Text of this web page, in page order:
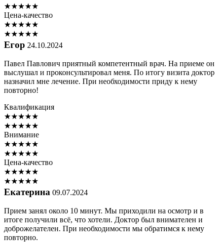
★★★★★
Цена-качество
★★★★★
★★★★★
Егор 24.10.2024
Павел Павлович приятный компетентный врач. На приеме он
выслушал и проконсультировал меня. По итогу визита доктор
назначил мне лечение. При необходимости приду к нему
повторно!
Квалификация
★★★★★
★★★★★
Внимание
★★★★★
★★★★★
Цена-качество
★★★★★
★★★★★
Екатерина 09.07.2024
Прием занял около 10 минут. Мы приходили на осмотр и в
итоге получили всё, что хотели. Доктор был внимателен и
доброжелателен. При необходимости мы обратимся к нему
повторно.